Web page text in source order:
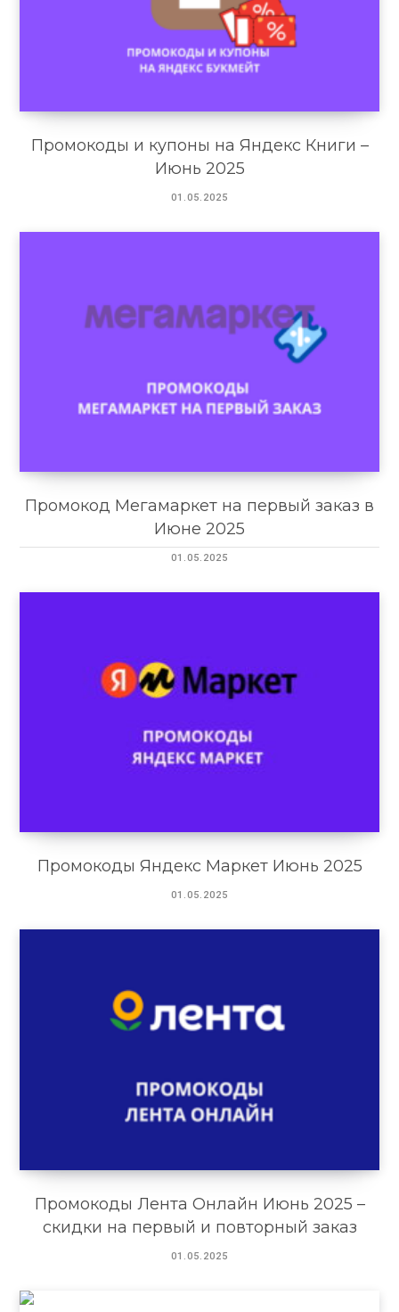
Промокоды и купоны на Яндекс Книги –
Июнь 2025
01.05.2025
Промокод Мегамаркет на первый заказ в
Июне 2025
01.05.2025
Промокоды Яндекс Маркет Июнь 2025
01.05.2025
Промокоды Лента Онлайн Июнь 2025 –
скидки на первый и повторный заказ
01.05.2025